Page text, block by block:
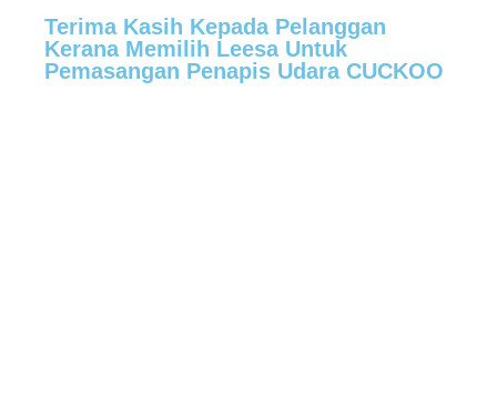
Terima Kasih Kepada Pelanggan
Kerana Memilih Leesa Untuk
Pemasangan Penapis Udara CUCKOO